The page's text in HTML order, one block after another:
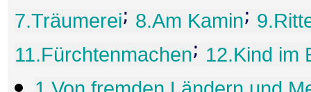
7.Träumerei; 8.Am Kamin;
11.Fürchtenmachen; 12.Kind im